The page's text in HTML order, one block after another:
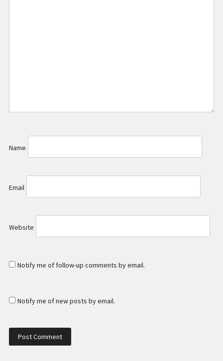
Name
Email
Website
Notify me of follow-up comments by email.
Notify me of new posts by email.